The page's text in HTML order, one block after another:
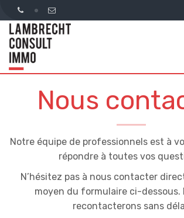
Nous
Notre équipe de professionnels est à
répondre à toutes vos
N’hésitez pas à nous contacter
moyen du formulaire ci-dessous.
recontacterons sans